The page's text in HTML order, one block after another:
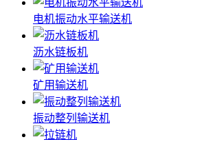
电机振动水平输送机
沥水链板机
矿用输送机
振动整列输送机